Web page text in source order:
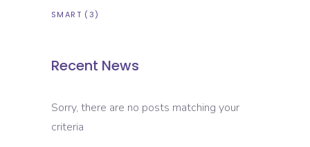
SMART (3)
Recent News
Sorry, there are no posts matching your
criteria